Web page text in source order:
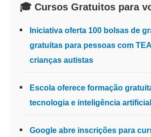
🎓 Cursos Gratuitos para
Iniciativa oferta 100 bolsas de
gratuitas para pessoas com
crianças autistas
Escola oferece formação
tecnologia e inteligência artificial
Google abre inscrições para